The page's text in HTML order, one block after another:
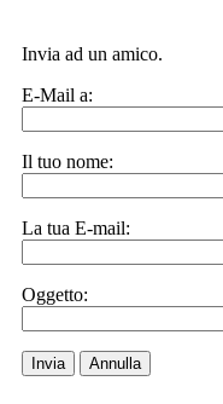
Invia ad un amico.
E-Mail a:
Il tuo nome:
La tua E-mail:
Oggetto:
Invia Annulla